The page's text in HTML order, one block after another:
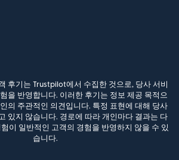
후기는 Trustpilot에서 수집한 것으로, 당사 서비
을 반영합니다. 이러한 후기는 정보 제공 목적으
의 주관적인 의견입니다. 특정 표현에 대해 당사
있지 않습니다. 경로에 따라 개인마다 결과는 다
이 일반적인 고객의 경험을 반영하지 않을 수 있
습니다.